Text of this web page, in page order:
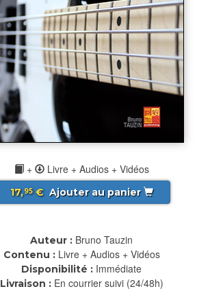
+ Livre + Audios + Vidéos
17,95€ Ajouter au panier
Auteur : Bruno Tauzin
Contenu : Livre + Audios + Vidéos
Disponibilité : Immédiate
Livraison : En courrier suivi (24/48h)